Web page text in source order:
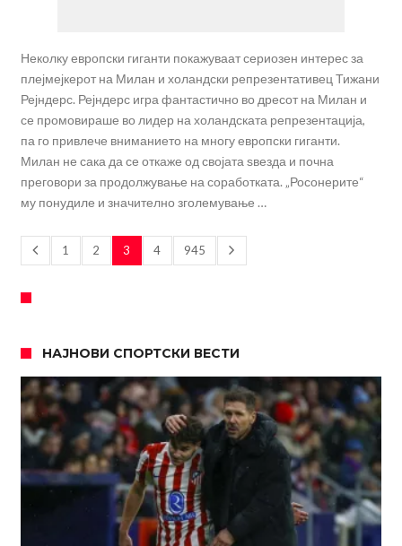
Неколку европски гиганти покажуваат сериозен интерес за
плејмејкерот на Милан и холандски репрезентативец Тижани
Рејндерс. Рејндерс игра фантастично во дресот на Милан и
се промовираше во лидер на холандската репрезентација,
па го привлече вниманието на многу европски гиганти.
Милан не сака да се откаже од својата ѕвезда и почна
преговори за продолжување на соработката. „Росонерите“
му понудиле и значително зголемување …
1 2 3 4 945
НАЈНОВИ СПОРТСКИ ВЕСТИ